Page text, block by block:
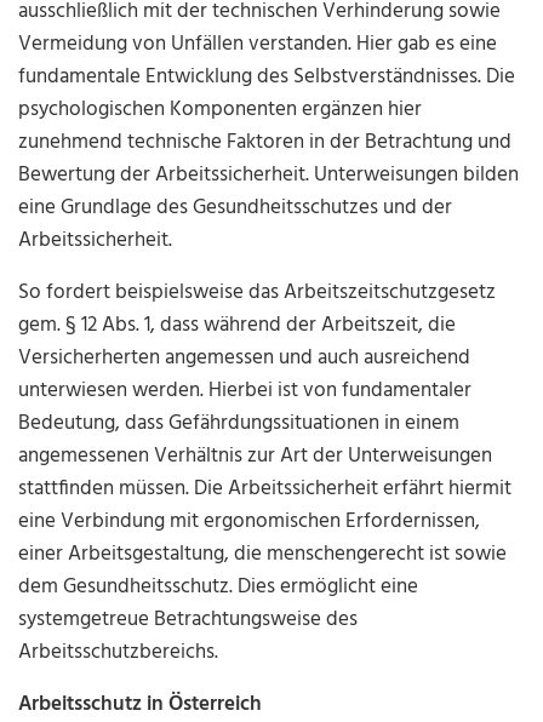
ausschließlich mit der technischen Verhinderung sowie
Vermeidung von Unfällen verstanden. Hier gab es eine
fundamentale Entwicklung des Selbstverständnisses. Die
psychologischen Komponenten ergänzen hier
zunehmend technische Faktoren in der Betrachtung und
Bewertung der Arbeitssicherheit. Unterweisungen bilden
eine Grundlage des Gesundheitsschutzes und der
Arbeitssicherheit.
So fordert beispielsweise das Arbeitszeitschutzgesetz
gem. § 12 Abs. 1, dass während der Arbeitszeit, die
Versicherherten angemessen und auch ausreichend
unterwiesen werden. Hierbei ist von fundamentaler
Bedeutung, dass Gefährdungssituationen in einem
angemessenen Verhältnis zur Art der Unterweisungen
stattfinden müssen. Die Arbeitssicherheit erfährt hiermit
eine Verbindung mit ergonomischen Erfordernissen,
einer Arbeitsgestaltung, die menschengerecht ist sowie
dem Gesundheitsschutz. Dies ermöglicht eine
systemgetreue Betrachtungsweise des
Arbeitsschutzbereichs.
Arbeitsschutz in Österreich